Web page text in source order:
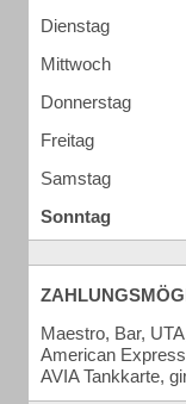
Dienstag
Mittwoch
Donnerstag
Freitag
Samstag
Sonntag
Maestro, Bar,
American
AVIA Tankkarte,